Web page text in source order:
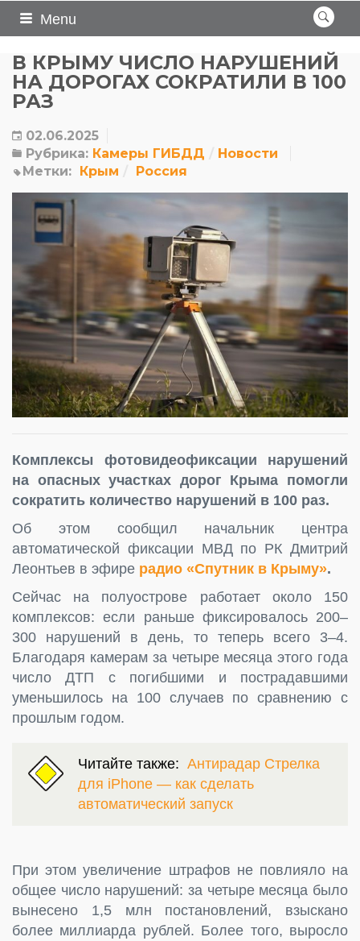
Menu
В КРЫМУ ЧИСЛО НАРУШЕНИЙ
НА ДОРОГАХ СОКРАТИЛИ В 100
РАЗ
02.06.2025
Рубрика: Камеры ГИБДД
Новости
Метки: Крым Россия
Комплексы фотовидеофиксации нарушений
на опасных участках дорог Крыма помогли
сократить количество нарушений в 100 раз.
Об этом сообщил начальник центра
автоматической фиксации МВД по РК Дмитрий
Леонтьев в эфире радио «Спутник в Крыму».
Сейчас на полуострове работает около 150
комплексов: если раньше фиксировалось 200–
300 нарушений в день, то теперь всего 3–4.
Благодаря камерам за четыре месяца этого года
число ДТП с погибшими и пострадавшими
уменьшилось на 100 случаев по сравнению с
прошлым годом.
Читайте также: Антирадар Стрелка
для iPhone — как сделать
автоматический запуск
При этом увеличение штрафов не повлияло на
общее число нарушений: за четыре месяца было
вынесено 1,5 млн постановлений, взыскано
более миллиарда рублей. Более того, выросло